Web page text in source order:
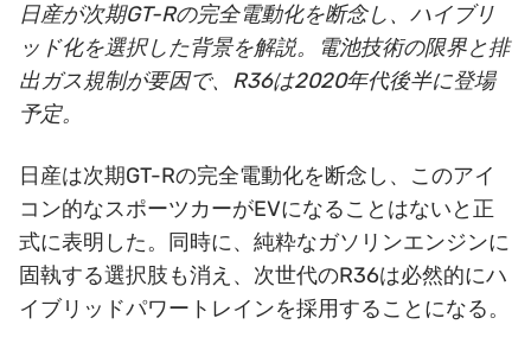
日産が次期GT-Rの完全電動化を断念し、ハイブリ
ッド化を選択した背景を解説。電池技術の限界と排
出ガス規制が要因で、R36は2020年代後半に登場
予定。
日産は次期GT-Rの完全電動化を断念し、このアイ
コン的なスポーツカーがEVになることはないと正
式に表明した。同時に、純粋なガソリンエンジンに
固執する選択肢も消え、次世代のR36は必然的にハ
イブリッドパワートレインを採用することになる。